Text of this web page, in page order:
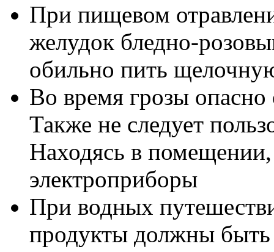
При пищевом
желудок бледно-
обильно пить
Во время грозы опасно
Также не следует
Находясь в
электроприборы
При водных
продукты должны быть